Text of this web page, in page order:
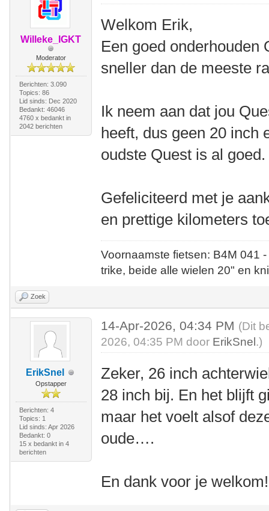
Willeke_IGKT
Moderator
Berichten: 3.090
Topics: 86
Lid sinds: Dec 2020
Bedankt: 46046
4760 x bedankt in
2042 berichten
Welkom Erik,
Een goed onderhouden
sneller dan de meeste
Ik neem aan dat jou
heeft, dus geen 20 inch
oudste Quest is al goed.
Gefeliciteerd met je
en prettige kilometers
Voornaamste fietsen: B4M
trike, beide alle wielen 20" en
Zoek
ErikSnel
Opstapper
Berichten: 4
Topics: 1
Lid sinds: Apr 2026
Bedankt: 0
15 x bedankt in 4
berichten
14-Apr-2026, 04:34 PM (Dit
2026, 04:35 PM door ErikSnel .)
Zeker, 26 inch
28 inch bij. En het blijft
maar het voelt alsof
oude….
En dank voor je welkom!